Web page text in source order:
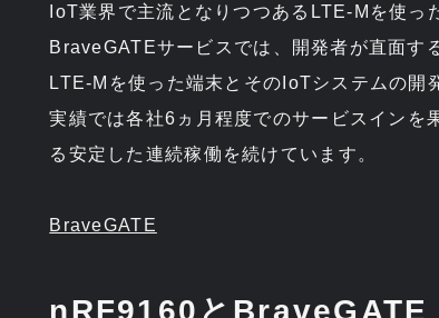
IoT業界で主流となりつつあるLTE-Mを使っ
BraveGATEサービスでは、開発者が直面す
LTE-Mを使った端末とそのIoTシステムの開
実績では各社6ヵ月程度でのサービスイン
る安定した連続稼働を続けています。
BraveGATE
nRF9160とBraveGATE